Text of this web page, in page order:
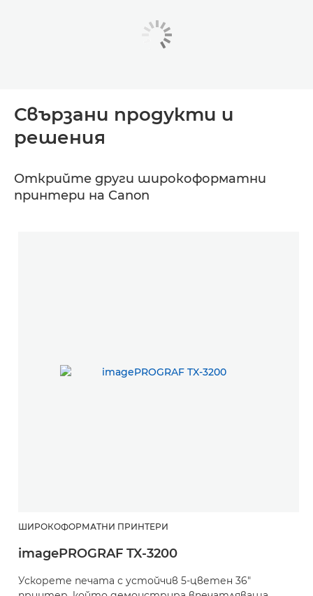
Свързани продукти и
решения
Открийте други широкоформатни
принтери на Canon
ШИРОКОФОРМАТНИ ПРИНТЕРИ
imagePROGRAF TX-3200
Ускорете печата с устойчив 5-цветен 36"